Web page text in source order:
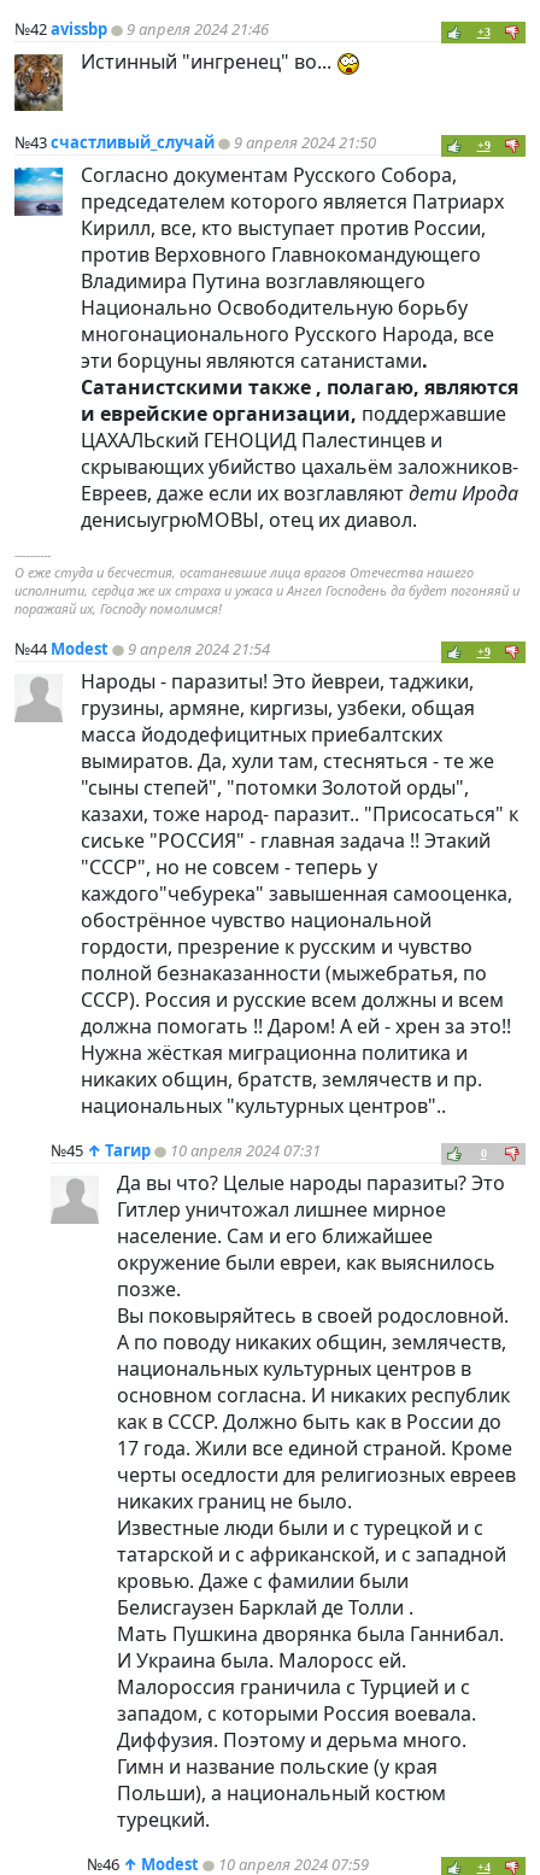
№42avissbp 9 апреля 2024 21:46 +3
Истинный "ингренец" во...
№43счастливый_случай 9 апреля 2024 21:50 +9
Согласно документам Русского Собора,
председателем которого является Патриарх
Кирилл, все, кто выступает против России,
против Верховного Главнокомандующего
Владимира Путина возглавляющего
Национально Освободительную борьбу
многонационального Русского Народа, все
эти борцуны являются сатанистами.
Сатанистскими также , полагаю, являются
и еврейские организации, поддержавшие
ЦАХАЛЬский ГЕНОЦИД Палестинцев и
скрывающих убийство цахальём заложников-
Евреев, даже если их возглавляютдети Ирода
денисыугрюМОВЫ, отец их диавол.
----------
О еже студа и бесчестия, осатаневшие лица врагов Отечества нашего
исполнити, сердца же их страха и ужаса и Ангел Господень да будет погоняяй и
поражаяй их, Господу помолимся!
№44Modest 9 апреля 2024 21:54 +9
Народы - паразиты! Это йевреи, таджики,
грузины, армяне, киргизы, узбеки, общая
масса йододефицитных приебалтских
вымиратов. Да, хули там, стесняться - те же
"сыны степей", "потомки Золотой орды",
казахи, тоже народ- паразит.. "Присосаться" к
сиське "РОССИЯ" - главная задача !! Этакий
"СССР", но не совсем - теперь у
каждого"чебурека" завышенная самооценка,
обострённое чувство национальной
гордости, презрение к русским и чувство
полной безнаказанности (мыжебратья, по
СССР). Россия и русские всем должны и всем
должна помогать !! Даром! А ей - хрен за это!!
Нужна жёсткая миграционна политика и
никаких общин, братств, землячеств и пр.
национальных "культурных центров"..
№45 ↑ Тагир 10 апреля 2024 07:31 0
Да вы что? Целые народы паразиты? Это
Гитлер уничтожал лишнее мирное
население. Сам и его ближайшее
окружение были евреи, как выяснилось
позже.
Вы поковыряйтесь в своей родословной.
А по поводу никаких общин, землячеств,
национальных культурных центров в
основном согласна. И никаких республик
как в СССР. Должно быть как в России до
17 года. Жили все единой страной. Кроме
черты оседлости для религиозных евреев
никаких границ не было.
Известные люди были и с турецкой и с
татарской и с африканской, и с западной
кровью. Даже с фамилии были
Белисгаузен Барклай де Толли .
Мать Пушкина дворянка была Ганнибал.
И Украина была. Малоросс ей.
Малороссия граничила с Турцией и с
западом, с которыми Россия воевала.
Диффузия. Поэтому и дерьма много.
Гимн и название польские (у края
Польши), а национальный костюм
турецкий.
№46 ↑ Modest 10 апреля 2024 07:59 +4